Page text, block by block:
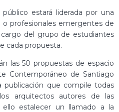
estará liderada por una
profesionales emergentes de
del grupo de estudiantes
cada propuesta.
las 50 propuestas de espacio
Contemporáneo de Santiago
que compile todas
arquitectos autores de las
ello estalecer un llamado a la